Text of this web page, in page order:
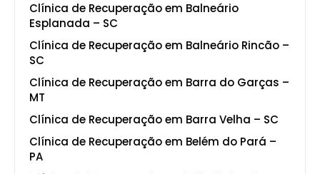
Clínica de Recuperação em Balneário
Esplanada – SC
Clínica de Recuperação em Balneário Rincão –
SC
Clínica de Recuperação em Barra do Garças –
MT
Clínica de Recuperação em Barra Velha – SC
Clínica de Recuperação em Belém do Pará –
PA